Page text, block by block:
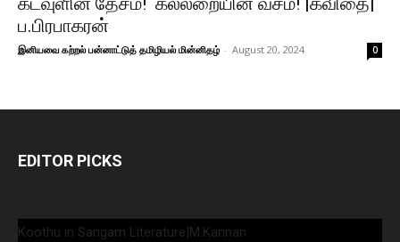
ப.பிரபாகரன்
இனியவை கற்றல் பன்னாட்டுத் தமிழியல் மின்னிதழ் - August 20, 2024 0
EDITOR PICKS
Koothu in Sangam Literature|M.Kannan